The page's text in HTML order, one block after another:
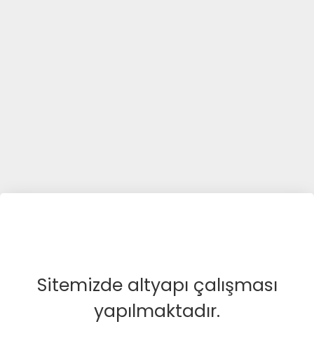
Sitemizde altyapı çalışması
yapılmaktadır.